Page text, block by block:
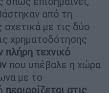
από τη
με τις δύο
χρηματοδότησης
πλήρη τεχνικό
που υπέβαλε η χώρα
με το
περιορίζεται στις